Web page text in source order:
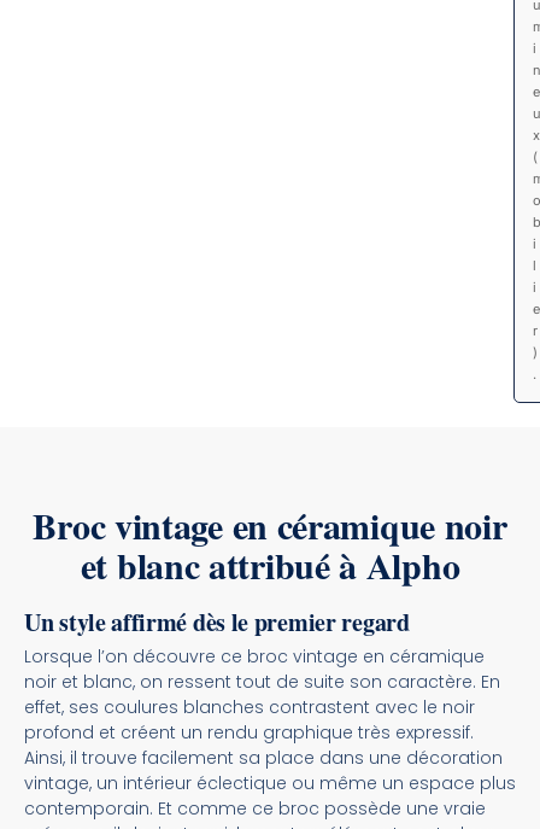
u
i
n
e
u
x
(
o
b
i
l
i
e
r
)
.
Broc vintage en céramique noir
et blanc attribué à Alpho
Un style affirmé dès le premier regard
Lorsque l’on découvre ce broc vintage en céramique
noir et blanc, on ressent tout de suite son caractère. En
effet, ses coulures blanches contrastent avec le noir
profond et créent un rendu graphique très expressif.
Ainsi, il trouve facilement sa place dans une décoration
vintage, un intérieur éclectique ou même un espace plus
contemporain. Et comme ce broc possède une vraie